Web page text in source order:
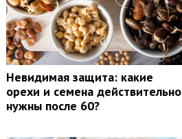
Невидимая защита: какие
орехи и семена действительно
нужны после 60?